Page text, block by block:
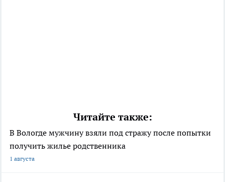
Читайте также:
В Вологде мужчину взяли под стражу после попытки
получить жилье родственника
1 августа